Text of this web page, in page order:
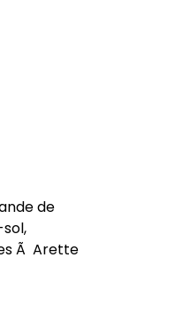
de
Ã Arette